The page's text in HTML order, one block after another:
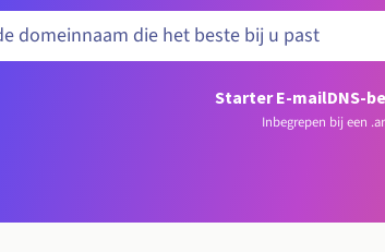
Starter E-mailDNS-
Inbegrepen bij een